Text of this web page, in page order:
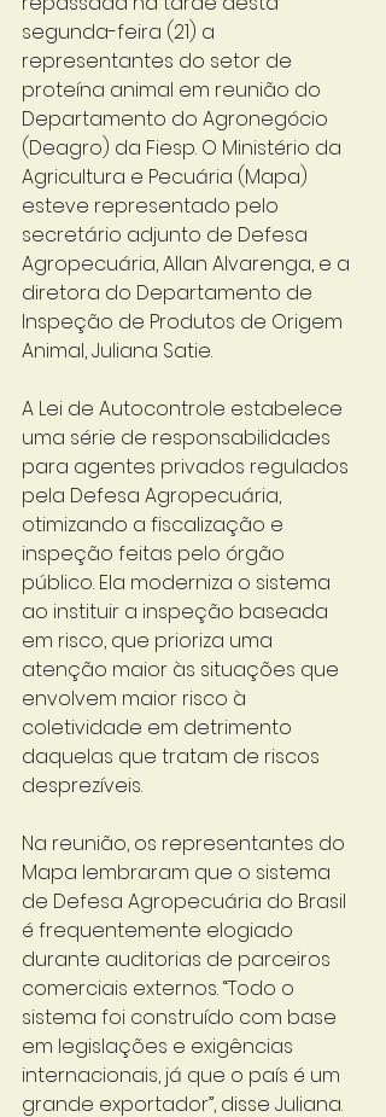
segunda-feira (21) a
representantes do setor de
proteína animal em reunião do
Departamento do Agronegócio
(Deagro) da Fiesp. O Ministério da
Agricultura e Pecuária (Mapa)
esteve representado pelo
secretário adjunto de Defesa
Agropecuária, Allan Alvarenga, e a
diretora do Departamento de
Inspeção de Produtos de Origem
Animal, Juliana Satie.
A Lei de Autocontrole estabelece
uma série de responsabilidades
para agentes privados regulados
pela Defesa Agropecuária,
otimizando a fiscalização e
inspeção feitas pelo órgão
público. Ela moderniza o sistema
ao instituir a inspeção baseada
em risco, que prioriza uma
atenção maior às situações que
envolvem maior risco à
coletividade em detrimento
daquelas que tratam de riscos
desprezíveis.
Na reunião, os representantes do
Mapa lembraram que o sistema
de Defesa Agropecuária do Brasil
é frequentemente elogiado
durante auditorias de parceiros
comerciais externos. “Todo o
sistema foi construído com base
em legislações e exigências
internacionais, já que o país é um
grande exportador”, disse Juliana.